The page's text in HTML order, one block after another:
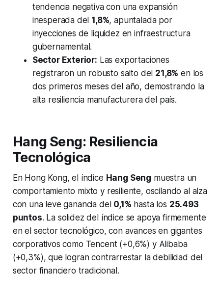
tendencia negativa con una expansión
inesperada del 1,8%, apuntalada por
inyecciones de liquidez en infraestructura
gubernamental.
Sector Exterior: Las exportaciones
registraron un robusto salto del 21,8% en los
dos primeros meses del año, demostrando la
alta resiliencia manufacturera del país.
Hang Seng: Resiliencia
Tecnológica
En Hong Kong, el índice Hang Seng muestra un
comportamiento mixto y resiliente, oscilando al alza
con una leve ganancia del 0,1% hasta los 25.493
puntos. La solidez del índice se apoya firmemente
en el sector tecnológico, con avances en gigantes
corporativos como Tencent (+0,6%) y Alibaba
(+0,3%), que logran contrarrestar la debilidad del
sector financiero tradicional.